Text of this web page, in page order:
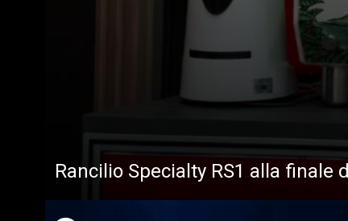
Rancilio Specialty RS1 alla